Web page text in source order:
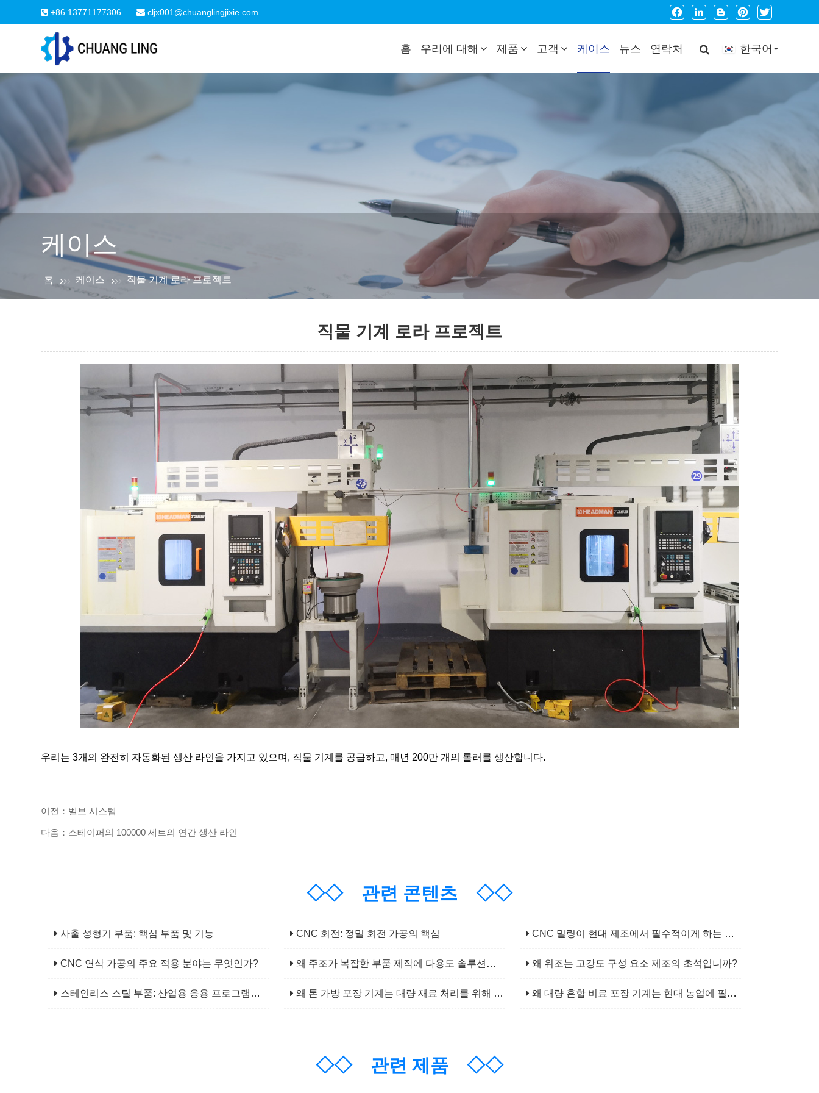
+86 13771177306 cljx001@chuanglingjixie.com Facebook
LinkedInBloggerPinterestTwitter
홈 우리에 대해 제품 고객 케이스 뉴스 연락처 한국어
케이스
홈 케이스 직물 기계 로라 프로젝트
직물 기계 로라 프로젝트
우리는 3개의 완전히 자동화된 생산 라인을 가지고 있으며, 직물 기계를 공급하고, 매년 200만 개의 롤러를 생산합니다.
이전：벨브 시스템
다음：스테이퍼의 100000 세트의 연간 생산 라인
◇◇관련 콘텐츠 ◇◇
사출 성형기 부품: 핵심 부품 및 기능 CNC 회전: 정밀 회전 가공의 핵심 CNC 밀링이 현대 제조에서 필수적이게 하는 것은 무엇입니까?
CNC 연삭 가공의 주요 적용 분야는 무엇인가? 왜 주조가 복잡한 부품 제작에 다용도 솔루션인가? 왜 위조는 고강도 구성 요소 제조의 초석입니까?
스테인리스 스틸 부품: 산업용 응용 프로그램을 위한 신뢰할 수 있는 선택 왜 톤 가방 포장 기계는 대량 재료 처리를 위해 필수적입니까? 왜 대량 혼합 비료 포장 기계는 현대 농업에 필수적입니까?
◇◇관련 제품 ◇◇